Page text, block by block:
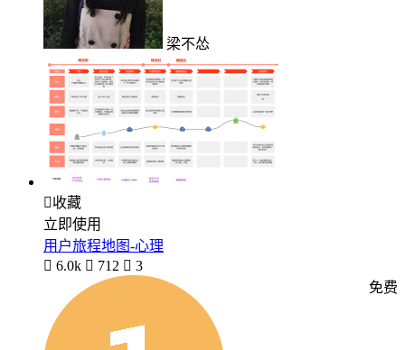
梁不怂
收藏
立即使用
用户旅程地图-心理
 6.0k  712  3
免费